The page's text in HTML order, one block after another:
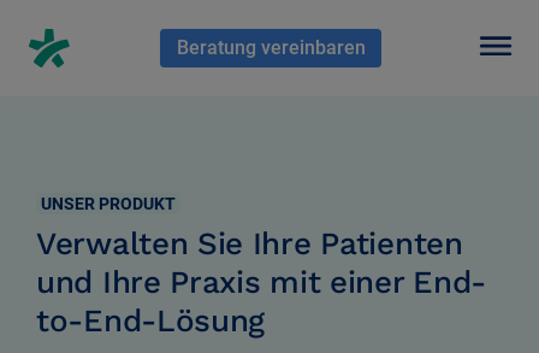
Beratung vereinbaren
UNSER PRODUKT
Verwalten Sie Ihre Patienten
und Ihre Praxis mit einer End-
to-End-Lösung